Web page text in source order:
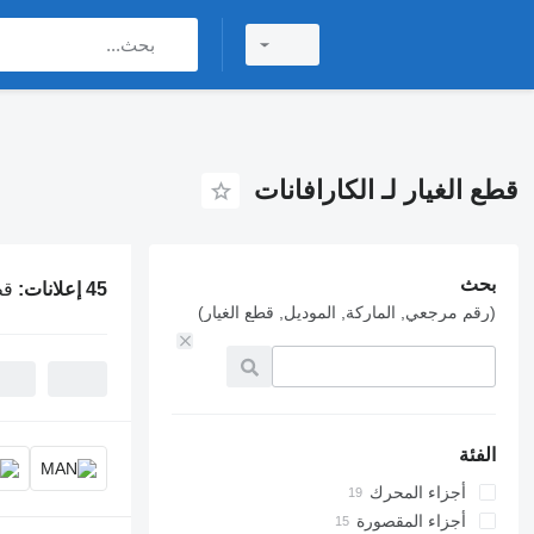
قطع الغيار لـ الكارافانات
بحث
(رقم مرجعي, الماركة, الموديل, قطع الغيار)
الفئة
أجزاء المحرك
المحركات
أجزاء المقصورة
45 إعلانات: